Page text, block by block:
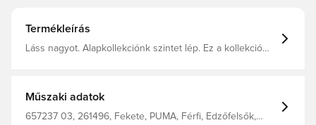
Termékleírás
Láss nagyot. Alapkollekciónk szintet lép. Ez a kollekció
kívül és a meccseidhez a pályán.
Műszaki adatok
657237 03, 261496, Fekete, PUMA, Férfi, Edzőfelsők,